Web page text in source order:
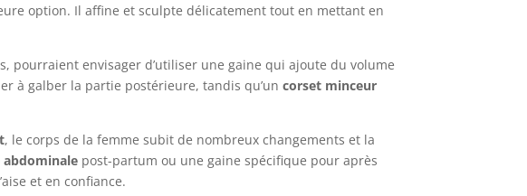
option. Il affine et sculpte délicatement tout en mettant en
pourraient envisager d’utiliser une gaine qui ajoute du volume
à galber la partie postérieure, tandis qu’uncorset minceur
, le corps de la femme subit de nombreux changements et la
post-partum ou une gaine spécifique pour après
et en confiance.